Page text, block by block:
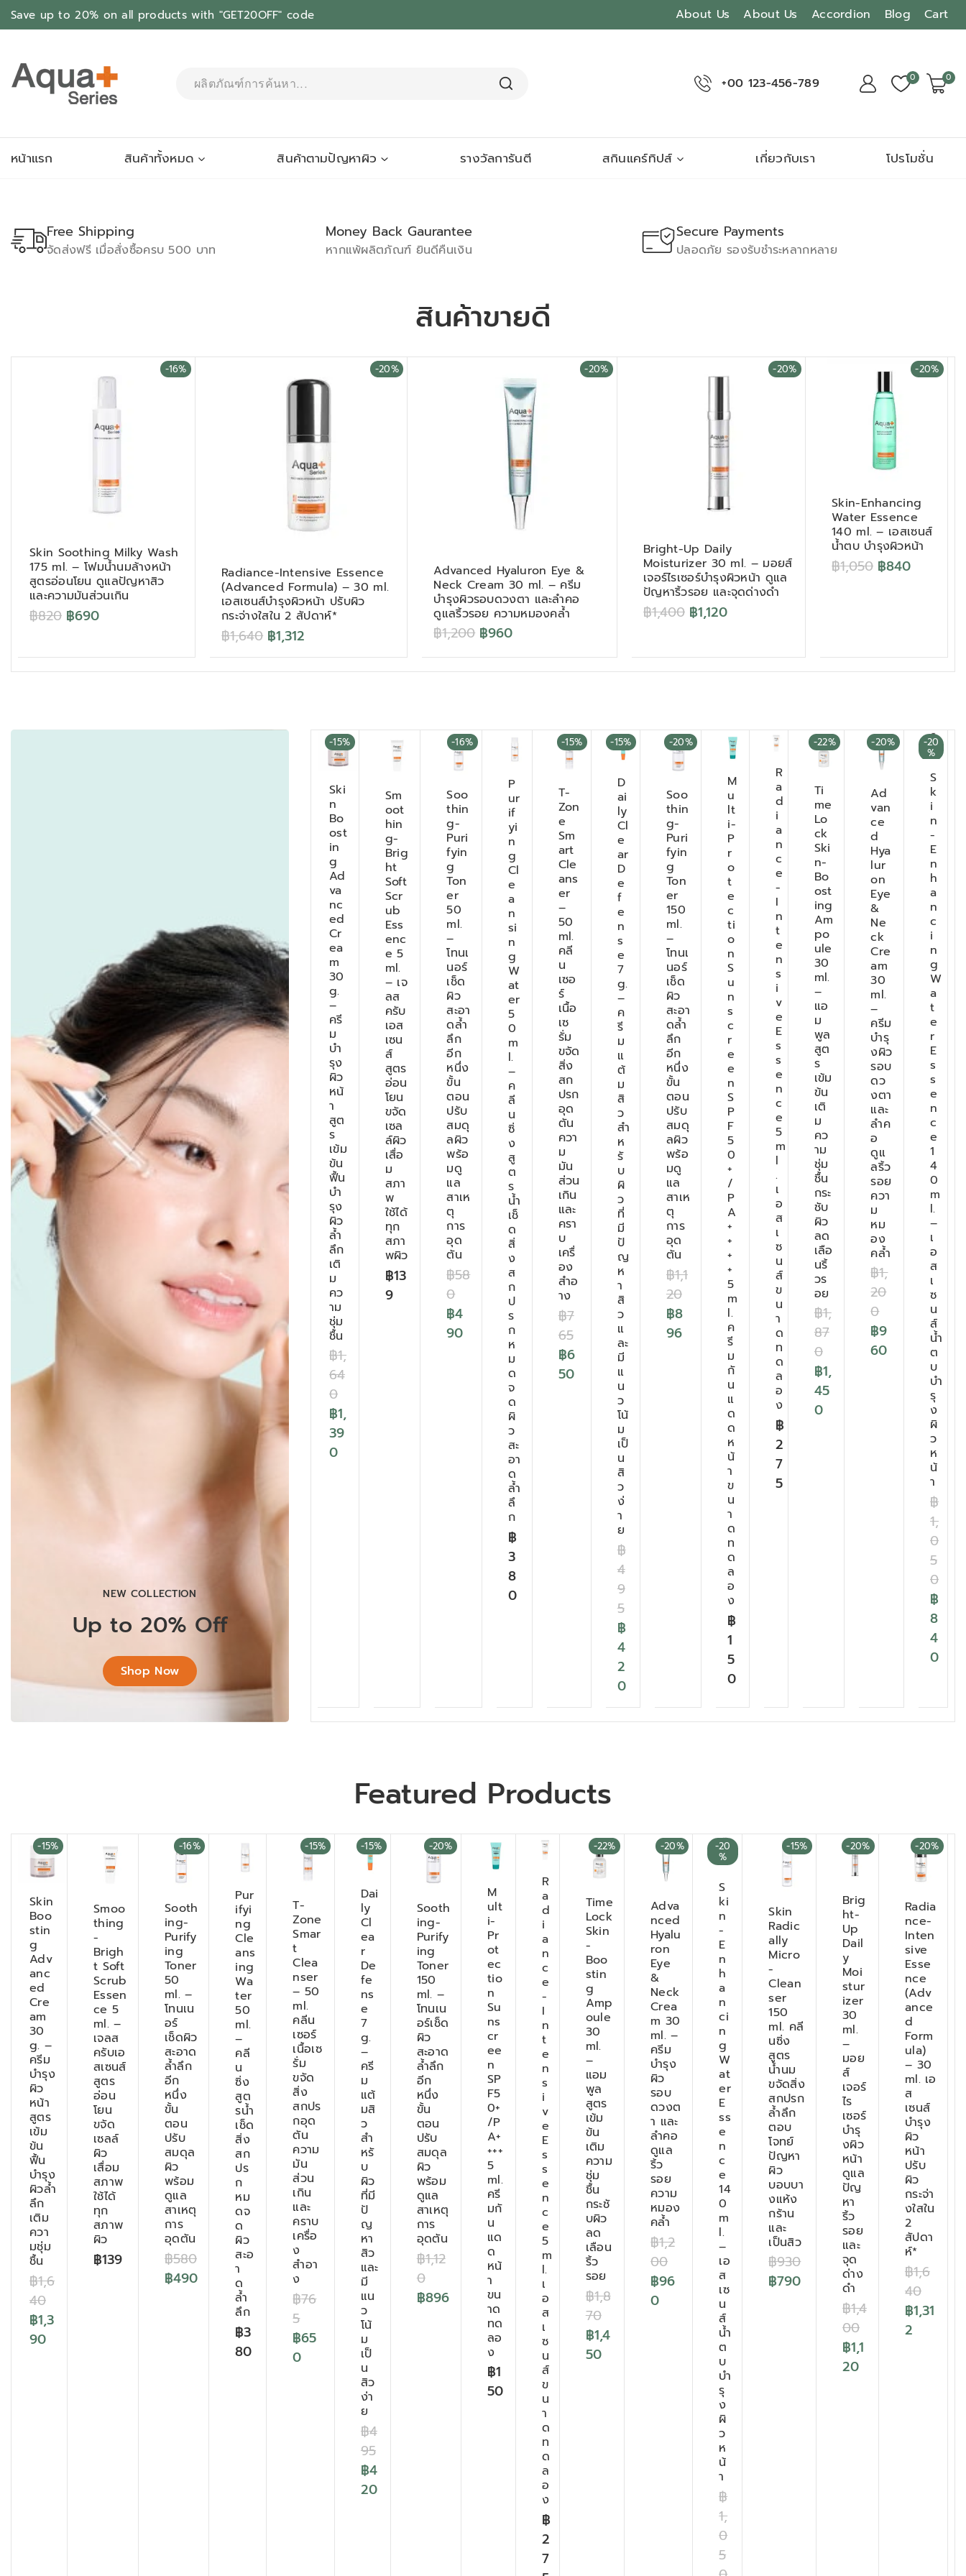
Save up to 20% on all products with "GET20OFF" code About Us About Us Accordion Blog Cart
+00 123-456-789 0 0
หน้าแรก สินค้าทั้งหมด สินค้าตามปัญหาผิว รางวัลการันตี สกินแคร์ทิปส์ เกี่ยวกับเรา โปรโมชั่น
Free Shipping
จัดส่งฟรี เมื่อสั่งซื้อครบ 500 บาท
Money Back Gaurantee
หากแพ้ผลิตภัณฑ์ ยินดีคืนเงิน
Secure Payments
ปลอดภัย รองรับชำระหลากหลาย
สินค้าขายดี
-16%
Skin Soothing Milky Wash
175 ml. – โฟมน้ำนมล้างหน้า
สูตรอ่อนโยน ดูแลปัญหาสิว
และความมันส่วนเกิน
฿820 ฿690
-20%
Radiance-Intensive Essence
(Advanced Formula) – 30 ml.
เอสเซนส์บำรุงผิวหน้า ปรับผิว
กระจ่างใสใน 2 สัปดาห์*
฿1,640 ฿1,312
-20%
Advanced Hyaluron Eye &
Neck Cream 30 ml. – ครีม
บำรุงผิวรอบดวงตา และลำคอ
ดูแลริ้วรอย ความหมองคล้ำ
฿1,200 ฿960
-20%
Bright-Up Daily
Moisturizer 30 ml. – มอยส์
เจอร์ไรเซอร์บำรุงผิวหน้า ดูแล
ปัญหาริ้วรอย และจุดด่างดำ
฿1,400 ฿1,120
-20%
Skin-Enhancing
Water Essence
140 ml. – เอสเซนส์
น้ำตบ บำรุงผิวหน้า
฿1,050 ฿840
NEW COLLECTION
Up to 20% Off
Shop Now
-15%
Ski
n
Bo
ost
in
g
Ad
va
nc
ed
Cr
ea
m
30
g.
–
ครี
ม
บำ
รุง
ผิว
หน้
า
สูต
ร
เข้ม
ข้น
ฟื้น
บำ
รุง
ผิว
ล้ำ
ลึก
เติ
ม
คว
าม
ชุ่ม
ชื้น
฿1,
64
0
฿1,
39
0
Sm
oot
hin
g-
Brig
ht
Soft
Scr
ub
Ess
enc
e 5
ml.
– เจ
ลส
ครับ
เอส
เซน
ส์
สูตร
อ่อน
โยน
ขจัด
เซล
ล์ผิว
เสื่อ
ม
สภา
พ
ใช้ได้
ทุก
สภา
พผิว
฿13
9
-16%
Soo
thin
g-
Puri
fyin
g
Ton
er
50
ml.
–
โทนเ
นอร์
เช็ด
ผิว
สะอา
ดล้ำ
ลึก
อีก
หนึ่ง
ขั้น
ตอน
ปรับ
สมดุ
ลผิว
พร้อ
มดู
แล
สาเห
ตุ
การ
อุด
ตัน
฿58
0
฿4
90
P
ur
if
yi
n
g
Cl
e
a
n
si
n
g
W
at
er
5
0
m
l.
–
ค
ลี
น
ซิ่
ง
สู
ต
ร
น้ำ
เช็
ด
สิ่
ง
ส
ก
ป
ร
ก
ห
ม
ด
จ
ด
ผิ
ว
สะ
อา
ด
ล้ำ
ลึ
ก
฿
3
8
0
-15%
T-
Zon
e
Sm
art
Cle
ans
er
–
50
ml.
คลี
น
เซอ
ร์
เนื้อ
เซ
รั่ม
ขจัด
สิ่ง
สก
ปรก
อุด
ตัน
ควา
ม
มัน
ส่วน
เกิน
และ
ครา
บ
เครื่
อง
สำอ
าง
฿7
65
฿6
50
-15%
D
ai
ly
Cl
e
ar
D
e
f
e
n
s
e
7
g.
–
ค
รี
ม
แ
ต้
ม
สิ
ว
สำ
ห
รั
บ
ผิ
ว
ที่
มี
ปั
ญ
ห
า
สิ
ว
แ
ละ
มี
แ
น
ว
โน้
ม
เป็
น
สิ
ว
ง่
า
ย
฿
4
9
5
฿
4
2
0
-20%
Soo
thin
g-
Puri
fyin
g
Ton
er
150
ml.
–
โทนเ
นอร์
เช็ด
ผิว
สะอา
ดล้ำ
ลึก
อีก
หนึ่ง
ขั้น
ตอน
ปรับ
สมดุ
ลผิว
พร้อ
มดู
แล
สาเห
ตุ
การ
อุด
ตัน
฿1,1
20
฿8
96
M
u
lt
i-
P
r
o
t
e
c
ti
o
n
S
u
n
s
c
r
e
e
n
S
P
F
5
0
+
/
P
A
+
+
+
+
5
m
l.
ค
รี
ม
กั
น
แ
ด
ด
ห
น้
า
ข
น
า
ด
ท
ด
ล
อ
ง
฿
1
5
0
R
a
d
i
a
n
c
e
-
I
n
t
e
n
s
i
v
e
E
s
s
e
n
c
e
5
m
l
.
เ
อ
ส
เ
ซ
น
ส์
ข
น
า
ด
ท
ด
ล
อ
ง
฿
2
7
5
-22%
Ti
me
Lo
ck
Ski
n-
Bo
ost
ing
Am
po
ule
30
ml.
–
แอ
ม
พูล
สูต
ร
เข้ม
ข้น
เติ
ม
คว
าม
ชุ่ม
ชื้น
กระ
ชับ
ผิว
ลด
เลือ
นริ้
วร
อย
฿1,
87
0
฿1,
45
0
-20%
Ad
van
ce
d
Hya
lur
on
Eye
&
Ne
ck
Cre
am
30
ml.
–
ครีม
บำรุ
งผิว
รอบ
ดว
งตา
และ
ลำค
อ
ดูแ
ลริ้ว
รอย
ควา
ม
หม
อง
คล้ำ
฿1,
20
0
฿9
60
-20
%
S
k
i
n
-
E
n
h
a
n
c
i
n
g
W
a
t
e
r
E
s
s
e
n
c
e
1
4
0
m
l.
–
เ
อ
ส
เ
ซ
น
ส์
น้ำ
ต
บ
บำ
รุ
ง
ผิ
ว
ห
น้
า
฿
1,
0
5
0
฿
8
4
0
Featured Products
-15%
Skin
Boo
stin
g
Adv
anc
ed
Cre
am
30
g. –
ครีม
บำรุง
ผิว
หน้า
สูตร
เข้ม
ข้น
ฟื้น
บำรุง
ผิวล้ำ
ลึก
เติม
ควา
มชุ่ม
ชื้น
฿1,6
40
฿1,3
90
Smoo
thing
-
Brigh
t Soft
Scrub
Essen
ce 5
ml. –
เจลส
ครับเอ
สเซนส์
สูตร
อ่อน
โยน
ขจัด
เซลล์
ผิว
เสื่อม
สภาพ
ใช้ได้
ทุก
สภาพ
ผิว
฿139
-16%
Sooth
ing-
Purify
ing
Toner
50
ml. –
โทนเน
อร์
เช็ดผิว
สะอาด
ล้ำลึก
อีก
หนึ่ง
ขั้น
ตอน
ปรับ
สมดุล
ผิว
พร้อม
ดูแล
สาเหตุ
การ
อุดตัน
฿580
฿490
Pur
ifyi
ng
Cle
ans
ing
Wa
ter
50
ml.
–
คลี
น
ซิ่ง
สูต
รน้ำ
เช็ด
สิ่ง
สก
ปร
ก
หม
ดจ
ด
ผิว
สะอ
า
ด
ล้ำ
ลึก
฿3
80
-15%
T-
Zone
Smar
t
Clea
nser
– 50
ml.
คลีน
เซอร์
เนื้อเซ
รั่ม
ขจัด
สิ่ง
สกปร
กอุด
ตัน
ความ
มัน
ส่วน
เกิน
และ
คราบ
เครื่อ
ง
สำอา
ง
฿76
5
฿65
0
-15%
Dai
ly
Cl
ea
r
De
fe
ns
e
7
g.
–
ครี
ม
แต้
มสิ
ว
สำ
หรั
บ
ผิว
ที่มี
ปั
ญ
หา
สิว
และ
มี
แน
ว
โน้
ม
เป็
น
สิว
ง่า
ย
฿4
95
฿4
20
-20%
Sooth
ing-
Purify
ing
Toner
150
ml. –
โทนเน
อร์เช็ด
ผิว
สะอาด
ล้ำลึก
อีก
หนึ่ง
ขั้น
ตอน
ปรับ
สมดุล
ผิว
พร้อม
ดูแล
สาเหตุ
การ
อุดตัน
฿1,12
0
฿896
M
ult
i-
Pr
ot
ec
tio
n
Su
ns
cr
ee
n
SP
F5
0+
/P
A+
+++
5
ml.
ครี
มกั
น
แด
ด
หน้
า
ขน
าด
ทด
ลอ
ง
฿1
50
R
a
d
i
a
n
c
e
-
I
n
t
e
n
s
i
v
e
E
s
s
e
n
c
e
5
m
l.
เ
อ
ส
เ
ซ
น
ส์
ข
น
า
ด
ท
ด
ล
อ
ง
฿
2
7
-22%
Time
Lock
Skin
-
Boo
stin
g
Amp
oule
30
ml.
–
แอม
พูล
สูตร
เข้ม
ข้น
เติม
ความ
ชุ่ม
ชื้น
กระชั
บผิว
ลด
เลือน
ริ้ว
รอย
฿1,8
70
฿1,4
50
-20%
Adva
nced
Hyalu
ron
Eye
&
Neck
Crea
m 30
ml. –
ครีม
บำรุง
ผิว
รอบ
ดวงต
า และ
ลำคอ
ดูแล
ริ้ว
รอย
ความ
หมอง
คล้ำ
฿1,2
00
฿96
0
-20
%
S
ki
n
-
E
n
h
a
n
ci
n
g
W
at
er
E
ss
e
n
c
e
14
0
m
l.
–
เอ
ส
เซ
น
ส์
น้ำ
ต
บ
บำ
รุ
ง
ผิ
ว
ห
น้
า
฿
1,
0
5
-15%
Skin
Radic
ally
Micro
-
Clean
ser
150
ml. คลี
นซิ่ง
สูตร
น้ำนม
ขจัดสิ่ง
สกปรก
ล้ำลึก
ตอบ
โจทย์
ปัญหา
ผิว
บอบบา
งแห้ง
กร้าน
และ
เป็นสิว
฿930
฿790
-20%
Brig
ht-
Up
Dail
y
Moi
stur
izer
30
ml.
–
มอย
ส์
เจอร์
ไร
เซอร์
บำรุ
งผิว
หน้า
ดูแล
ปัญ
หา
ริ้ว
รอย
และ
จุด
ด่าง
ดำ
฿1,4
00
฿1,1
20
-20%
Radia
nce-
Inten
sive
Esse
nce
(Adv
ance
d
Form
ula)
– 30
ml. เอ
ส
เซนส์
บำรุง
ผิว
หน้า
ปรับ
ผิว
กระจ่า
งใสใน
2
สัปดา
ห์*
฿1,6
40
฿1,31
2